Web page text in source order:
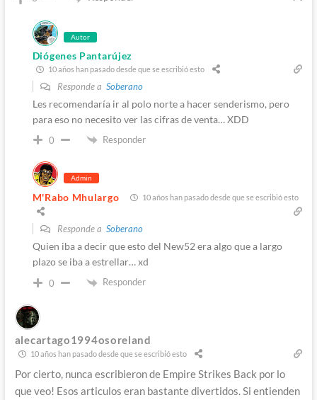
Autor
Diógenes Pantarújez
10 años han pasado desde que se escribió esto
Responde a Soberano
Les recomendaría ir al polo norte a hacer senderismo, pero
para eso no necesito ver las cifras de venta… XDD
0 Responder
Admin
M'Rabo Mhulargo 10 años han pasado desde que se escribió esto
Responde a Soberano
Quien iba a decir que esto del New52 era algo que a largo
plazo se iba a estrellar… xd
0 Responder
alecartago1994osoreland
10 años han pasado desde que se escribió esto
Por cierto, nunca escribieron de Empire Strikes Back por lo
que veo! Esos articulos eran bastante divertidos. Si entienden